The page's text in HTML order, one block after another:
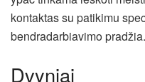
kontaktas su patikimu
bendradarbiavimo pradžia.
Dvyniai